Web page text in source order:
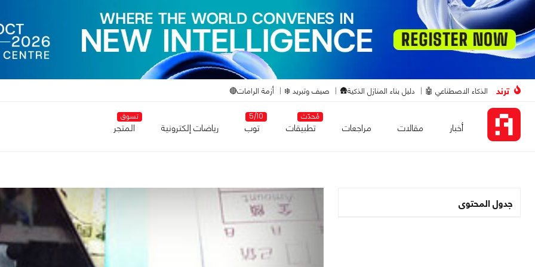
ترند الذكاء الاصطناعي 🤖 دليل بناء المنازل الذكية🛖 صيف وتبريد ❄️ أزمة الرامات🔴
أخبار مقالات مراجعات
مُحدّث
تطبيقات
5/10
توب رياضات إلكترونية
تسوق
المتجر
جدول المحتوى